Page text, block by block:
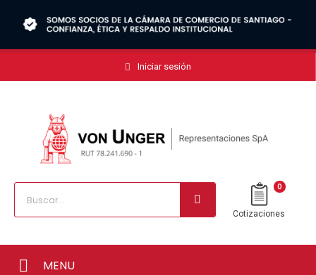
Iniciar sesión
0
Cotizaciones
MENU